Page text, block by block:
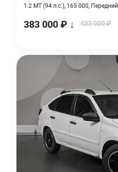
1.2 MT (94 л.с.), 165 000, Передний
383 000 ₽ ↓ 433 000 ₽